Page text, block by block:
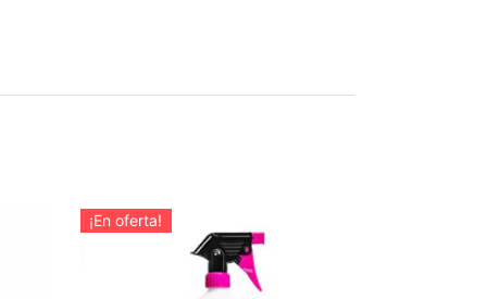
¡En oferta!